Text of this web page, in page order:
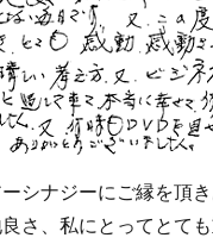
ーシナジーにご縁を頂
さ、私にとってとて